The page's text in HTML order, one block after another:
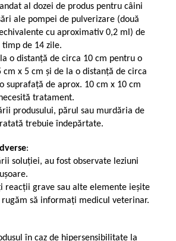
al dozei de produs pentru câini
ale pompei de pulverizare (două
cu aproximativ 0,2 ml) de
de 14 zile.
o distanță de circa 10 cm pentru o
cm x 5 cm și de la o distanță de circa
suprafață de aprox. 10 cm x 10 cm
tratament.
produsului, părul sau murdăria de
trebuie îndepărtate.
:
soluției, au fost observate leziuni
reacţii grave sau alte elemente ieșite
rugăm să informați medicul veterinar.
în caz de hipersensibilitate la